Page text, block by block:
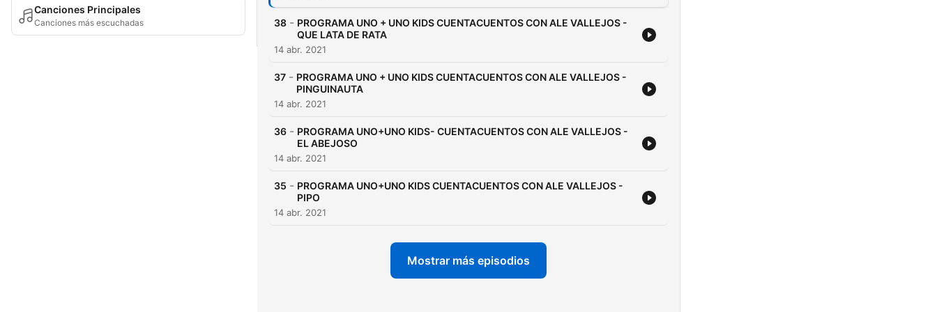
Canciones Principales
Canciones más escuchadas 38 - PROGRAMA UNO + UNO KIDS CUENTACUENTOS CON ALE VALLEJOS -
QUE LATA DE RATA
14 abr. 2021
37 - PROGRAMA UNO + UNO KIDS CUENTACUENTOS CON ALE VALLEJOS -
PINGUINAUTA
14 abr. 2021
36 - PROGRAMA UNO+UNO KIDS- CUENTACUENTOS CON ALE VALLEJOS -
EL ABEJOSO
14 abr. 2021
35 - PROGRAMA UNO+UNO KIDS CUENTACUENTOS CON ALE VALLEJOS -
PIPO
14 abr. 2021
Mostrar más episodios